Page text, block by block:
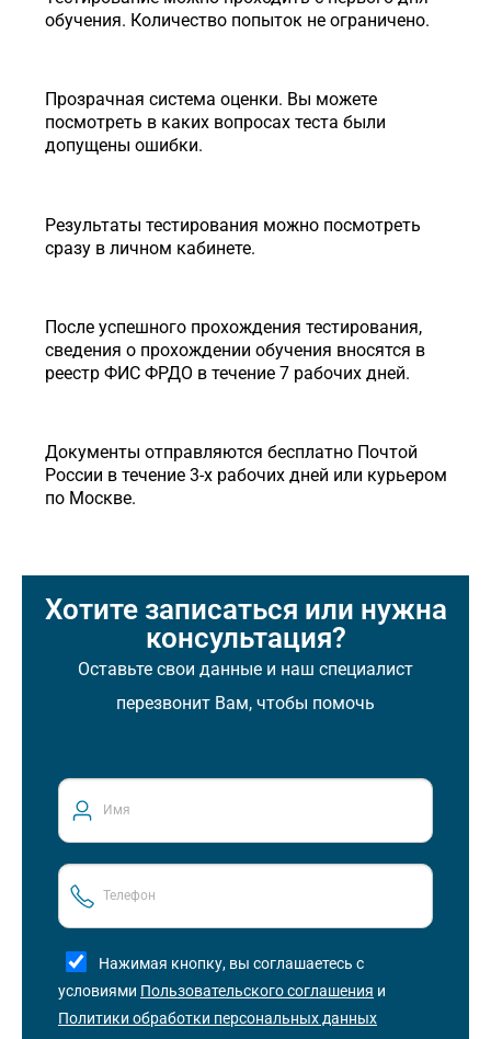
обучения. Количество попыток не ограничено.
Прозрачная система оценки. Вы можете
посмотреть в каких вопросах теста были
допущены ошибки.
Результаты тестирования можно посмотреть
сразу в личном кабинете.
После успешного прохождения тестирования,
сведения о прохождении обучения вносятся в
реестр ФИС ФРДО в течение 7 рабочих дней.
Документы отправляются бесплатно Почтой
России в течение 3-х рабочих дней или курьером
по Москве.
Хотите записаться или нужна
консультация?
Оставьте свои данные и наш специалист
перезвонит Вам, чтобы помочь
Нажимая кнопку, вы соглашаетесь с
условиями Пользовательского соглашения и
Политики обработки персональных данных